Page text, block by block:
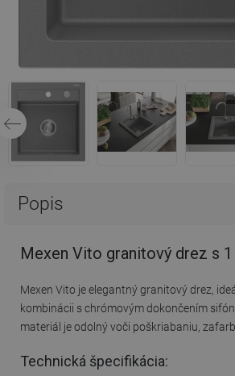
Popis
Mexen Vito granitový drez s
Mexen Vito je elegantný granitový drez,
kombinácii s chrómovým dokončením
materiál je odolný voči poškriabaniu,
Technická špecifikácia: